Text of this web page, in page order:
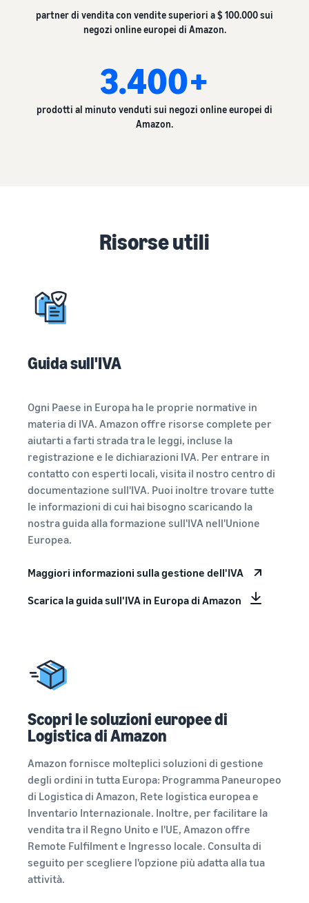
partner di vendita con vendite superiori a $ 100.000 sui
negozi online europei di Amazon.
3.400+
prodotti al minuto venduti sui negozi online europei di
Amazon.
Risorse utili
Guida sull'IVA
Ogni Paese in Europa ha le proprie normative in
materia di IVA. Amazon offre risorse complete per
aiutarti a farti strada tra le leggi, incluse la
registrazione e le dichiarazioni IVA. Per entrare in
contatto con esperti locali, visita il nostro centro di
documentazione sull'IVA. Puoi inoltre trovare tutte
le informazioni di cui hai bisogno scaricando la
nostra guida alla formazione sull'IVA nell'Unione
Europea.
Maggiori informazioni sulla gestione dell'IVA
Scarica la guida sull'IVA in Europa di Amazon
Scopri le soluzioni europee di
Logistica di Amazon
Amazon fornisce molteplici soluzioni di gestione
degli ordini in tutta Europa: Programma Paneuropeo
di Logistica di Amazon, Rete logistica europea e
Inventario Internazionale. Inoltre, per facilitare la
vendita tra il Regno Unito e l'UE, Amazon offre
Remote Fulfilment e Ingresso locale. Consulta di
seguito per scegliere l'opzione più adatta alla tua
attività.